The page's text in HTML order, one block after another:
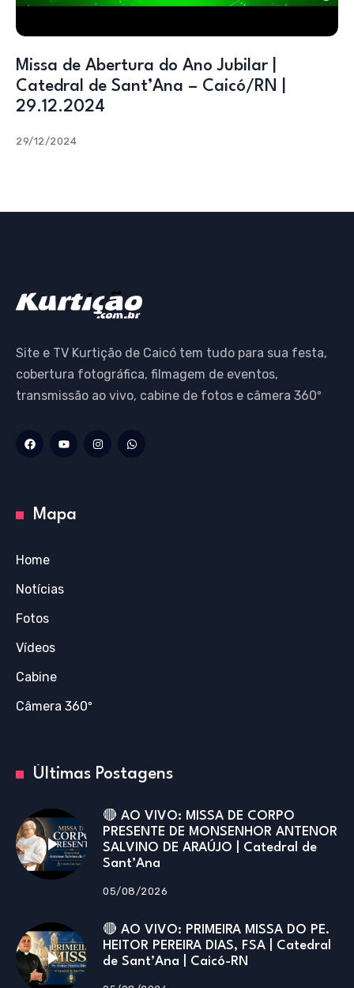
Missa de Abertura do Ano Jubilar |
Catedral de Sant’Ana – Caicó/RN |
29.12.2024
29/12/2024
Site e TV Kurtição de Caicó tem tudo para sua festa,
cobertura fotográfica, filmagem de eventos,
transmissão ao vivo, cabine de fotos e câmera 360º
Mapa
Home
Notícias
Fotos
Vídeos
Cabine
Câmera 360º
Últimas Postagens
🔴 AO VIVO: MISSA DE CORPO
PRESENTE DE MONSENHOR ANTENOR
SALVINO DE ARAÚJO | Catedral de
Sant’Ana
05/08/2026
🔴 AO VIVO: PRIMEIRA MISSA DO PE.
HEITOR PEREIRA DIAS, FSA | Catedral
de Sant’Ana | Caicó-RN